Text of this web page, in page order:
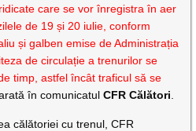
care se vor înregistra în aer
de 19 și 20 iulie, conform
și galben emise de Administrația
de circulație a trenurilor se
timp, astfel încât traficul să se
arată în comunicatul CFR Călători
călătoriei cu trenul, CFR